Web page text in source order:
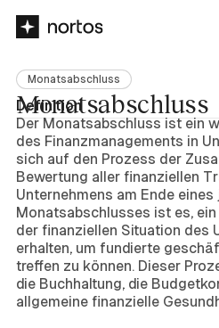
Monatsabschluss
Monatsabschluss
Definition
Der Monatsabschluss ist ein
des Finanzmanagements in
sich auf den Prozess der
Bewertung aller finanziellen
Unternehmens am Ende
Monatsabschlusses ist es,
der finanziellen Situation des
erhalten, um fundierte
treffen zu können. Dieser
die Buchhaltung, die
allgemeine finanzielle